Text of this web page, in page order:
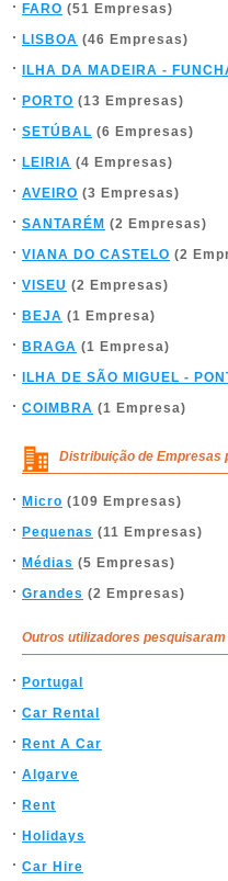
FARO (51 Empresas)
LISBOA (46 Empresas)
ILHA DA MADEIRA -
PORTO (13 Empresas)
SETÚBAL (6 Empresas)
LEIRIA (4 Empresas)
AVEIRO (3 Empresas)
SANTARÉM (2 Empresas)
VIANA DO CASTELO (2
VISEU (2 Empresas)
BEJA (1 Empresa)
BRAGA (1 Empresa)
ILHA DE SÃO MIGUEL -
COIMBRA (1 Empresa)
Distribuição de Empresas
Micro (109 Empresas)
Pequenas (11 Empresas)
Médias (5 Empresas)
Grandes (2 Empresas)
Outros utilizadores pesquisaram
Portugal
Car Rental
Rent A Car
Algarve
Rent
Holidays
Car Hire